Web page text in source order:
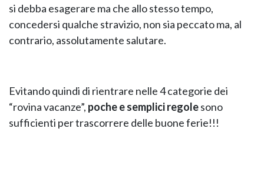
si debba esagerare ma che allo stesso tempo,
concedersi qualche stravizio, non sia peccato ma, al
contrario, assolutamente salutare.
Evitando quindi di rientrare nelle 4 categorie dei
“rovina vacanze”, poche e semplici regolesono
sufficienti per trascorrere delle buone ferie!!!